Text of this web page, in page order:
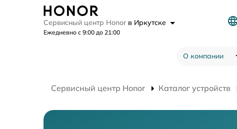
Сервисный центр Honor в Иркутске
Ежедневно с 9:00 до 21:00
О компании
Сервисный центр Honor Каталог устройств